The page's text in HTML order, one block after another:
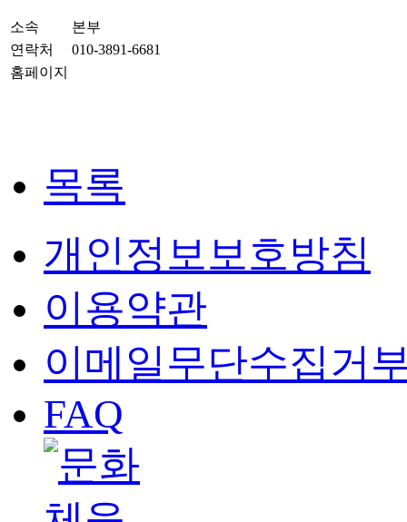
소속
본부
연락처
010-3891-6681
홈페이지
목록
개인정보보호방침
이용약관
이메일무단수집거
FAQ